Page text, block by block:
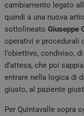
cambiamento legato
quindi a una nuova
sottolineatoGiuseppe
operativi e procedurali
l’obiettivo, condiviso,
d’attesa, che poi
entrare nella logica di
giusto, al paziente
Per Quintavalle sopra